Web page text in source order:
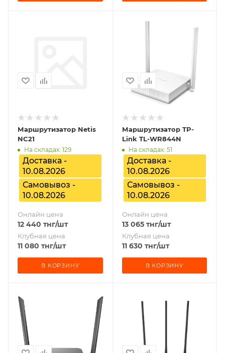
Маршрутизатор Netis
NC21
На складах: 129
Доставка -
10.08.2026
Самовывоз -
10.08.2026
Онлайн цена
12 440 тнг/шт
Клубная цена
11 080 тнг/шт
В КОРЗИНУ
Маршрутизатор TP-
Link TL-WR844N
На складах: 51
Доставка -
10.08.2026
Самовывоз -
10.08.2026
Онлайн цена
13 065тнг/шт
Клубная цена
11 630 тнг/шт
В КОРЗИНУ